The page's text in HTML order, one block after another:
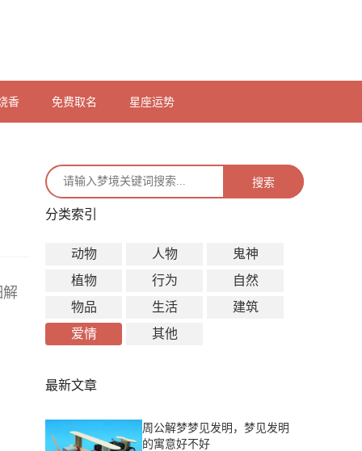
香 免费取名 星座运势
解
搜索
分类索引
动物 人物
鬼神
植物
行为
自然
物品
生活
建筑
爱情
其他
最新文章
周公解梦梦见发明，梦见发明
的寓意好不好